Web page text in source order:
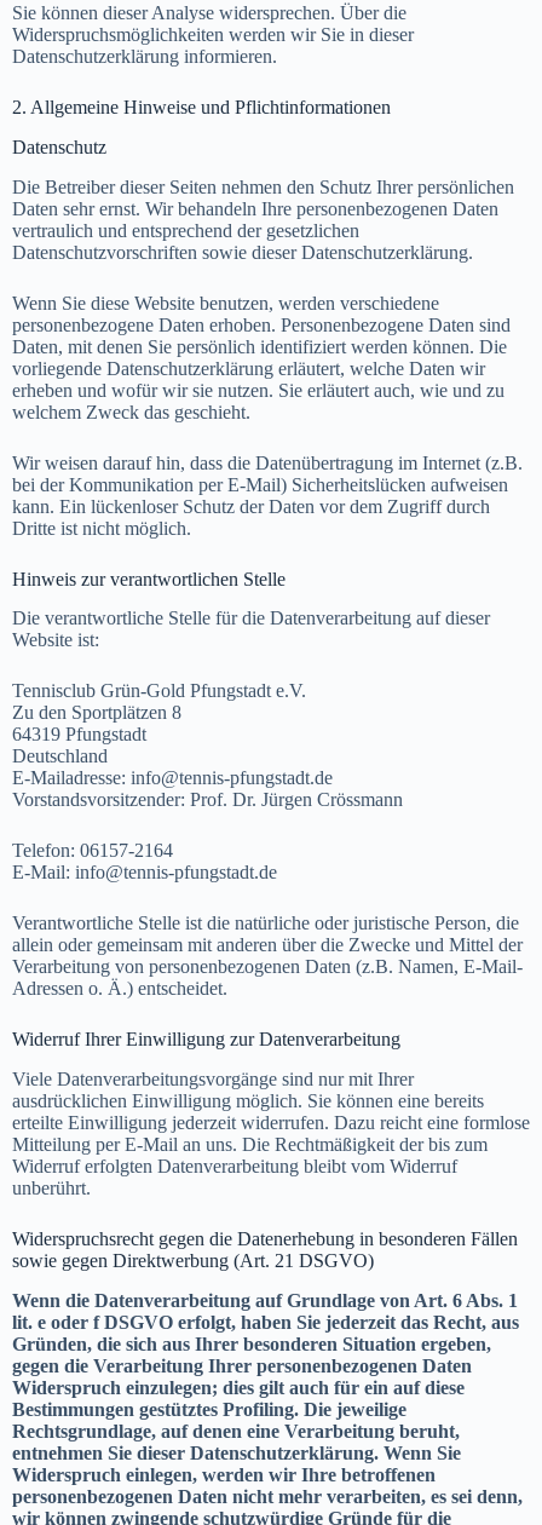
Sie können dieser Analyse widersprechen. Über die
Widerspruchsmöglichkeiten werden wir Sie in dieser
Datenschutzerklärung informieren.
2. Allgemeine Hinweise und Pflichtinformationen
Datenschutz
Die Betreiber dieser Seiten nehmen den Schutz Ihrer persönlichen
Daten sehr ernst. Wir behandeln Ihre personenbezogenen Daten
vertraulich und entsprechend der gesetzlichen
Datenschutzvorschriften sowie dieser Datenschutzerklärung.
Wenn Sie diese Website benutzen, werden verschiedene
personenbezogene Daten erhoben. Personenbezogene Daten sind
Daten, mit denen Sie persönlich identifiziert werden können. Die
vorliegende Datenschutzerklärung erläutert, welche Daten wir
erheben und wofür wir sie nutzen. Sie erläutert auch, wie und zu
welchem Zweck das geschieht.
Wir weisen darauf hin, dass die Datenübertragung im Internet (z.B.
bei der Kommunikation per E-Mail) Sicherheitslücken aufweisen
kann. Ein lückenloser Schutz der Daten vor dem Zugriff durch
Dritte ist nicht möglich.
Hinweis zur verantwortlichen Stelle
Die verantwortliche Stelle für die Datenverarbeitung auf dieser
Website ist:
Tennisclub Grün-Gold Pfungstadt e.V.
Zu den Sportplätzen 8
64319 Pfungstadt
Deutschland
E-Mailadresse: info@tennis-pfungstadt.de
Vorstandsvorsitzender: Prof. Dr. Jürgen Crössmann
Telefon: 06157-2164
E-Mail: info@tennis-pfungstadt.de
Verantwortliche Stelle ist die natürliche oder juristische Person, die
allein oder gemeinsam mit anderen über die Zwecke und Mittel der
Verarbeitung von personenbezogenen Daten (z.B. Namen, E-Mail-
Adressen o. Ä.) entscheidet.
Widerruf Ihrer Einwilligung zur Datenverarbeitung
Viele Datenverarbeitungsvorgänge sind nur mit Ihrer
ausdrücklichen Einwilligung möglich. Sie können eine bereits
erteilte Einwilligung jederzeit widerrufen. Dazu reicht eine formlose
Mitteilung per E-Mail an uns. Die Rechtmäßigkeit der bis zum
Widerruf erfolgten Datenverarbeitung bleibt vom Widerruf
unberührt.
Widerspruchsrecht gegen die Datenerhebung in besonderen Fällen
sowie gegen Direktwerbung (Art. 21 DSGVO)
Wenn die Datenverarbeitung auf Grundlage von Art. 6 Abs. 1
lit. e oder f DSGVO erfolgt, haben Sie jederzeit das Recht, aus
Gründen, die sich aus Ihrer besonderen Situation ergeben,
gegen die Verarbeitung Ihrer personenbezogenen Daten
Widerspruch einzulegen; dies gilt auch für ein auf diese
Bestimmungen gestütztes Profiling. Die jeweilige
Rechtsgrundlage, auf denen eine Verarbeitung beruht,
entnehmen Sie dieser Datenschutzerklärung. Wenn Sie
Widerspruch einlegen, werden wir Ihre betroffenen
personenbezogenen Daten nicht mehr verarbeiten, es sei denn,
wir können zwingende schutzwürdige Gründe für die